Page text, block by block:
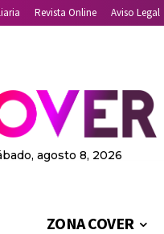
Revista Online Aviso Legal
agosto 8, 2026
ZONA COVER